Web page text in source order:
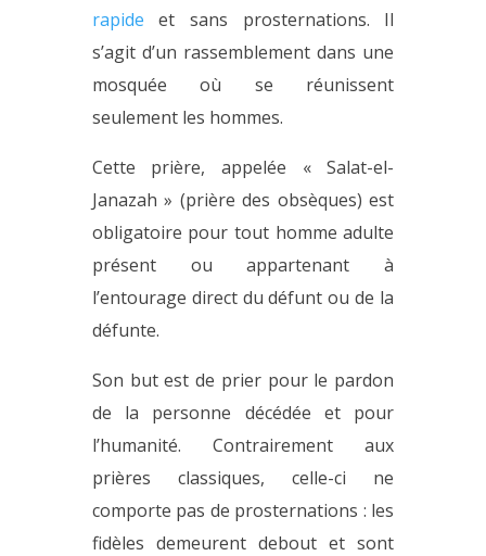
rapide et sans prosternations. Il
s’agit d’un rassemblement dans une
mosquée où se réunissent
seulement les hommes.
Cette prière, appelée « Salat-el-
Janazah » (prière des obsèques) est
obligatoire pour tout homme adulte
présent ou appartenant à
l’entourage direct du défunt ou de la
défunte.
Son but est de prier pour le pardon
de la personne décédée et pour
l’humanité. Contrairement aux
prières classiques, celle-ci ne
comporte pas de prosternations : les
fidèles demeurent debout et sont